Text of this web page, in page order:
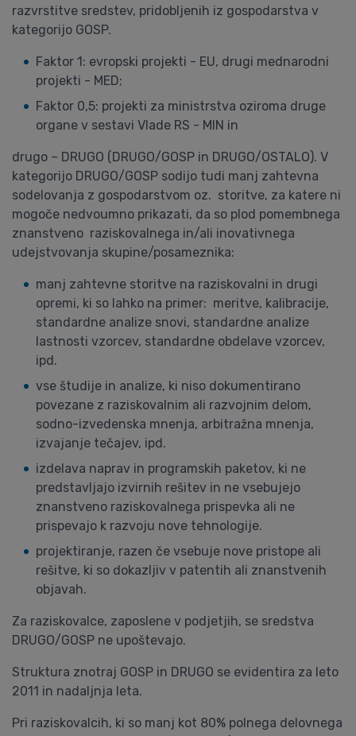
razvrstitve sredstev, pridobljenih iz gospodarstva v
kategorijo GOSP.
Faktor 1: evropski projekti - EU, drugi mednarodni
projekti - MED;
Faktor 0,5: projekti za ministrstva oziroma druge
organe v sestavi Vlade RS - MIN in
drugo – DRUGO (DRUGO/GOSP in DRUGO/OSTALO). V
kategorijo DRUGO/GOSP sodijo tudi manj zahtevna
sodelovanja z gospodarstvom oz. storitve, za katere ni
mogoče nedvoumno prikazati, da so plod pomembnega
znanstveno raziskovalnega in/ali inovativnega
udejstvovanja skupine/posameznika:
manj zahtevne storitve na raziskovalni in drugi
opremi, ki so lahko na primer: meritve, kalibracije,
standardne analize snovi, standardne analize
lastnosti vzorcev, standardne obdelave vzorcev,
ipd.
vse študije in analize, ki niso dokumentirano
povezane z raziskovalnim ali razvojnim delom,
sodno-izvedenska mnenja, arbitražna mnenja,
izvajanje tečajev, ipd.
izdelava naprav in programskih paketov, ki ne
predstavljajo izvirnih rešitev in ne vsebujejo
znanstveno raziskovalnega prispevka ali ne
prispevajo k razvoju nove tehnologije.
projektiranje, razen če vsebuje nove pristope ali
rešitve, ki so dokazljiv v patentih ali znanstvenih
objavah.
Za raziskovalce, zaposlene v podjetjih, se sredstva
DRUGO/GOSP ne upoštevajo.
Struktura znotraj GOSP in DRUGO se evidentira za leto
2011 in nadaljnja leta.
Pri raziskovalcih, ki so manj kot 80% polnega delovnega